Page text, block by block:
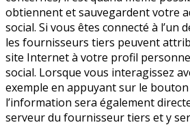
obtiennent et sauvegardent votre
social. Si vous êtes connecté à l’un
les fournisseurs tiers peuvent
site Internet à votre profil
social. Lorsque vous interagissez
exemple en appuyant sur le bouton
l’information sera également
serveur du fournisseur tiers et y